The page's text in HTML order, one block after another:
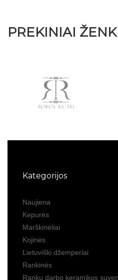
PREKINIAI
Kategorijos
Naujiena
Kepurės
Marškinėliai
Kojinės
Lietuviški džemperiai
Rankinės
Rankų darbo keramikos